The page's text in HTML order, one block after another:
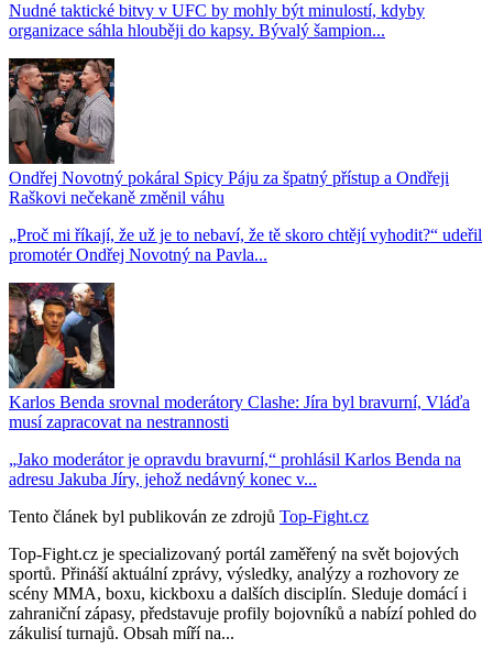
Nudné taktické bitvy v UFC by mohly být minulostí, kdyby
organizace sáhla hlouběji do kapsy. Bývalý šampion...
Ondřej Novotný pokáral Spicy Páju za špatný přístup a Ondřeji
Raškovi nečekaně změnil váhu
„Proč mi říkají, že už je to nebaví, že tě skoro chtějí vyhodit?“ udeřil
promotér Ondřej Novotný na Pavla...
Karlos Benda srovnal moderátory Clashe: Jíra byl bravurní, Vláďa
musí zapracovat na nestrannosti
„Jako moderátor je opravdu bravurní,“ prohlásil Karlos Benda na
adresu Jakuba Jíry, jehož nedávný konec v...
Tento článek byl publikován ze zdrojů Top-Fight.cz
Top-Fight.cz je specializovaný portál zaměřený na svět bojových
sportů. Přináší aktuální zprávy, výsledky, analýzy a rozhovory ze
scény MMA, boxu, kickboxu a dalších disciplín. Sleduje domácí i
zahraniční zápasy, představuje profily bojovníků a nabízí pohled do
zákulisí turnajů. Obsah míří na...